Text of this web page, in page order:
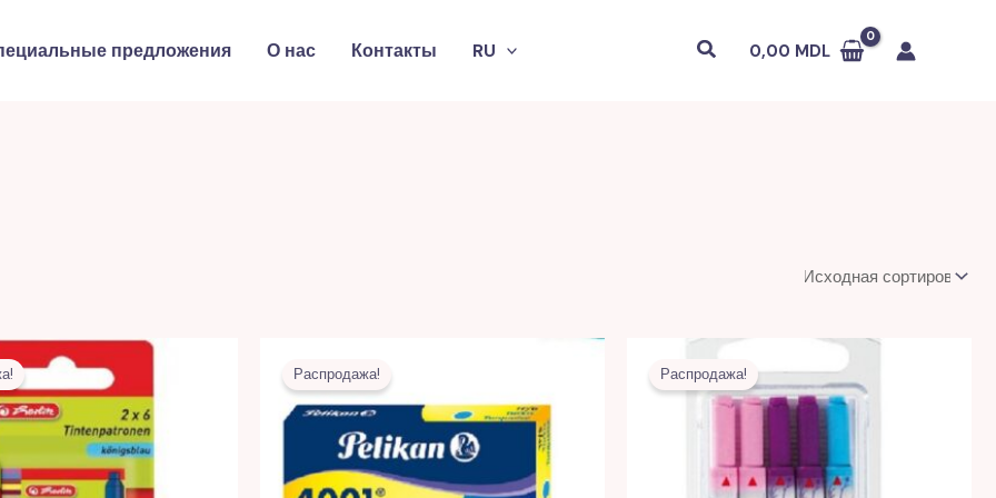
предложения О нас Контакты RU Поиск0,00 MDL
MDL.
Текущая
цена:
6,00 MDL.
Распродажа!
цена
составляла
13,00 MDL.
Распродажа!
Первоначальная
цена
составляла
29,00 MDL.
Текущая
цена:
14,00 MDL.